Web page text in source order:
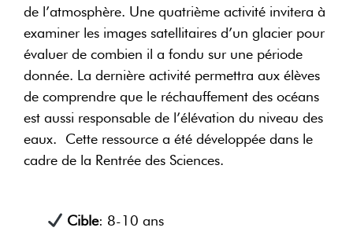
de l’atmosphère. Une quatrième activité invitera à
examiner les images satellitaires d’un glacier pour
évaluer de combien il a fondu sur une période
donnée. La dernière activité permettra aux élèves
de comprendre que le réchauffement des océans
est aussi responsable de l’élévation du niveau des
eaux. Cette ressource a été développée dans le
cadre de la Rentrée des Sciences.
Cible: 8-10 ans